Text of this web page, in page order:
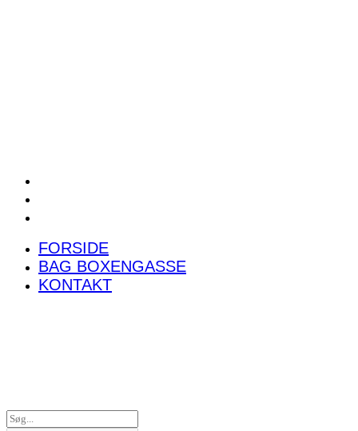
FORSIDE
BAG BOXENGASSE
KONTAKT